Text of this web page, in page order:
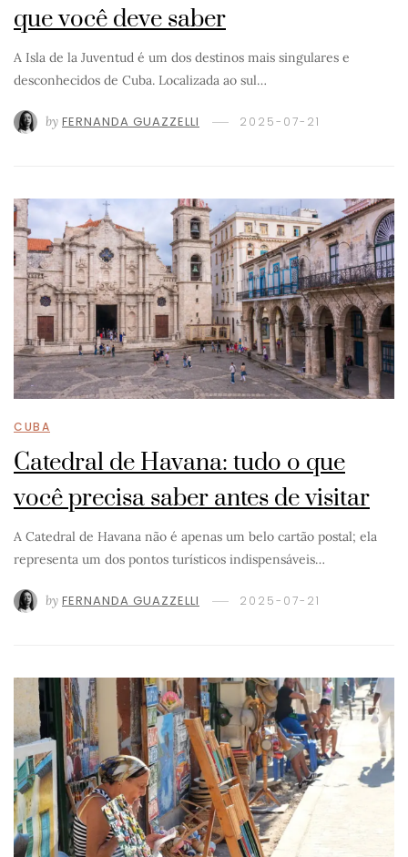
que você deve saber
A Isla de la Juventud é um dos destinos mais singulares e
desconhecidos de Cuba. Localizada ao sul…
by FERNANDA GUAZZELLI 2025-07-21
CUBA
Catedral de Havana: tudo o que
você precisa saber antes de visitar
A Catedral de Havana não é apenas um belo cartão postal; ela
representa um dos pontos turísticos indispensáveis…
by FERNANDA GUAZZELLI 2025-07-21